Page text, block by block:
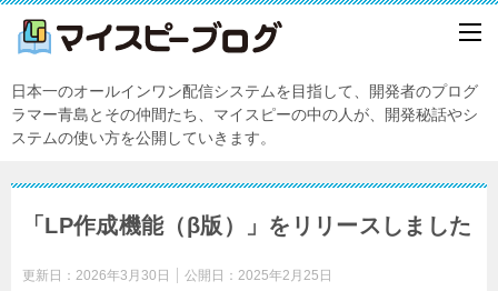
日本一のオールインワン配信システムを目指して、開発者のプログ
ラマー青島とその仲間たち、マイスピーの中の人が、開発秘話やシ
ステムの使い方を公開していきます。
「LP作成機能（β版）」をリリースしました
更新日： 2026年3月30日 公開日： 2025年2月25日